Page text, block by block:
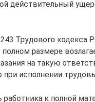
действительный
243 Трудового кодекса
размере
на такую
исполнении
к полной